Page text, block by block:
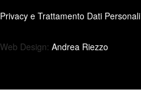
Privacy e Trattamento Dati Personali
Web Design: Andrea Riezzo